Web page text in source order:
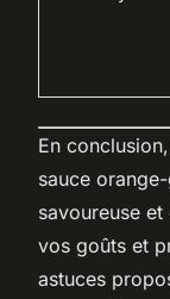
En
sauce
savoureuse
vos goûts et
astuces